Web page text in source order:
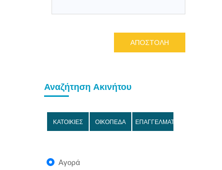
ΑΠΟΣΤΟΛΗ
Αναζήτηση Ακινήτου
ΚΑΤΟΙΚΙΕΣ ΟΙΚΟΠΕΔΑ ΕΠΑΓΓΕΛΜΑΤΙΚΑ
Αγορά